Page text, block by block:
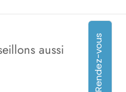
Rendez-vous
aussi